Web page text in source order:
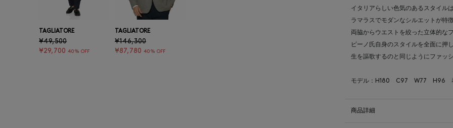
TAGLIATORE
¥49,500
¥29,700 40% OFF
TAGLIATORE
¥146,300
¥87,780 40% OFF
イタリアらしい色気のあるスタイル
ラマラスでモダンなシルエットが特徴
両脇からウエストを絞った立体的な
ピーノ氏自身のスタイルを全面に押
生を謳歌するのと同じようにファッ
モデル：H180 C97 W77 H96
商品詳細